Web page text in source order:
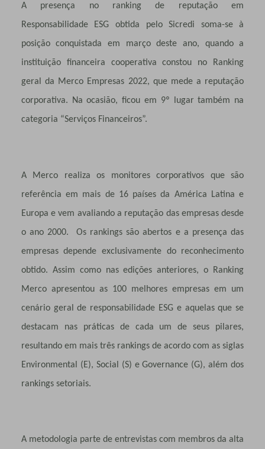
A presença no ranking de reputação em
Responsabilidade ESG obtida pelo Sicredi soma-se à
posição conquistada em março deste ano, quando a
instituição financeira cooperativa constou no Ranking
geral da Merco Empresas 2022, que mede a reputação
corporativa. Na ocasião, ficou em 9º lugar também na
categoria “Serviços Financeiros”.
A Merco realiza os monitores corporativos que são
referência em mais de 16 países da América Latina e
Europa e vem avaliando a reputação das empresas desde
o ano 2000. Os rankings são abertos e a presença das
empresas depende exclusivamente do reconhecimento
obtido. Assim como nas edições anteriores, o Ranking
Merco apresentou as 100 melhores empresas em um
cenário geral de responsabilidade ESG e aquelas que se
destacam nas práticas de cada um de seus pilares,
resultando em mais três rankings de acordo com as siglas
Environmental (E), Social (S) e Governance (G), além dos
rankings setoriais.
A metodologia parte de entrevistas com membros da alta